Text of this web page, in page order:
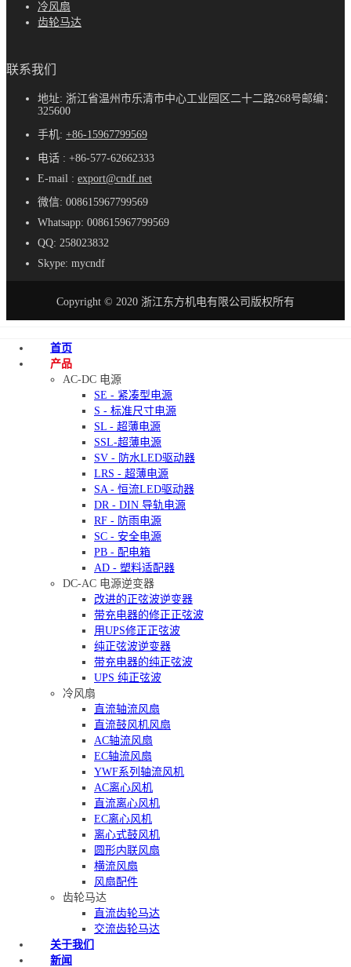
首页
产品
AC-DC 电源
SE - 紧凑型电源
S - 标准尺寸电源
SL - 超薄电源
SSL-超薄电源
SV - 防水LED驱动器
LRS - 超薄电源
SA - 恒流LED驱动器
DR - DIN 导轨电源
RF - 防雨电源
SC - 安全电源
PB - 配电箱
AD - 塑料适配器
DC-AC 电源逆变器
改进的正弦波逆变器
带充电器的修正正弦波
用UPS修正正弦波
纯正弦波逆变器
带充电器的纯正弦波
UPS 纯正弦波
冷风扇
直流轴流风扇
直流鼓风机风扇
AC轴流风扇
EC轴流风扇
YWF系列轴流风机
AC离心风机
直流离心风机
EC离心风机
离心式鼓风机
圆形内联风扇
横流风扇
风扇配件
齿轮马达
直流齿轮马达
交流齿轮马达
关于我们
新闻
冷风扇
齿轮马达
联系我们
地址: 浙江省温州市乐清市中心工业园区二十二路268号邮编：
325600
手机: +86-15967799569
电话 : +86-577-62662333
E-mail : export@cndf.net
微信: 008615967799569
Whatsapp: 008615967799569
QQ: 258023832
Skype: mycndf
Copyright © 2020 浙江东方机电有限公司版权所有